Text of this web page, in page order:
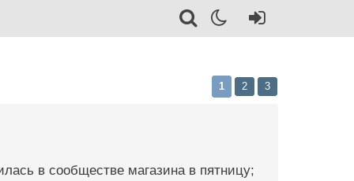
1 2 3
в сообществе магазина в пятницу;